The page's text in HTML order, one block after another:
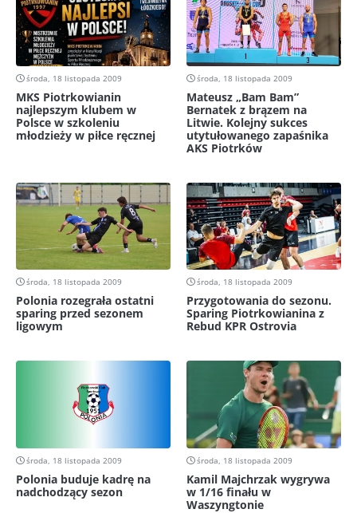
środa, 18 listopada 2009
MKS Piotrkowianin
najlepszym klubem w
Polsce w szkoleniu
młodzieży w piłce ręcznej
środa, 18 listopada 2009
Mateusz „Bam Bam”
Bernatek z brązem na
Litwie. Kolejny sukces
utytułowanego zapaśnika
AKS Piotrków
środa, 18 listopada 2009
Polonia rozegrała ostatni
sparing przed sezonem
ligowym
środa, 18 listopada 2009
Przygotowania do sezonu.
Sparing Piotrkowianina z
Rebud KPR Ostrovia
środa, 18 listopada 2009
Polonia buduje kadrę na
nadchodzący sezon
środa, 18 listopada 2009
Kamil Majchrzak wygrywa
w 1/16 finału w
Waszyngtonie